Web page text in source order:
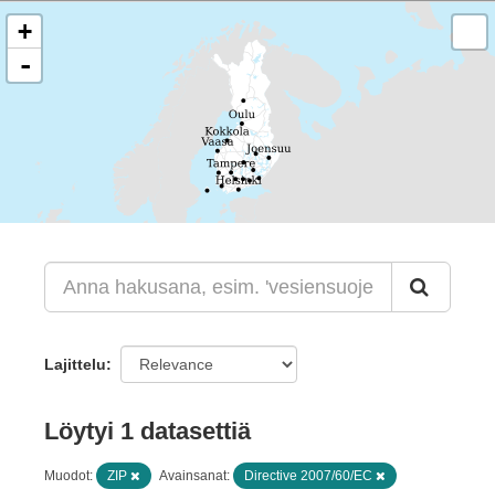
+
-
Lajittelu
Löytyi 1 datasettiä
Muodot: ZIP Avainsanat: Directive 2007/60/EC